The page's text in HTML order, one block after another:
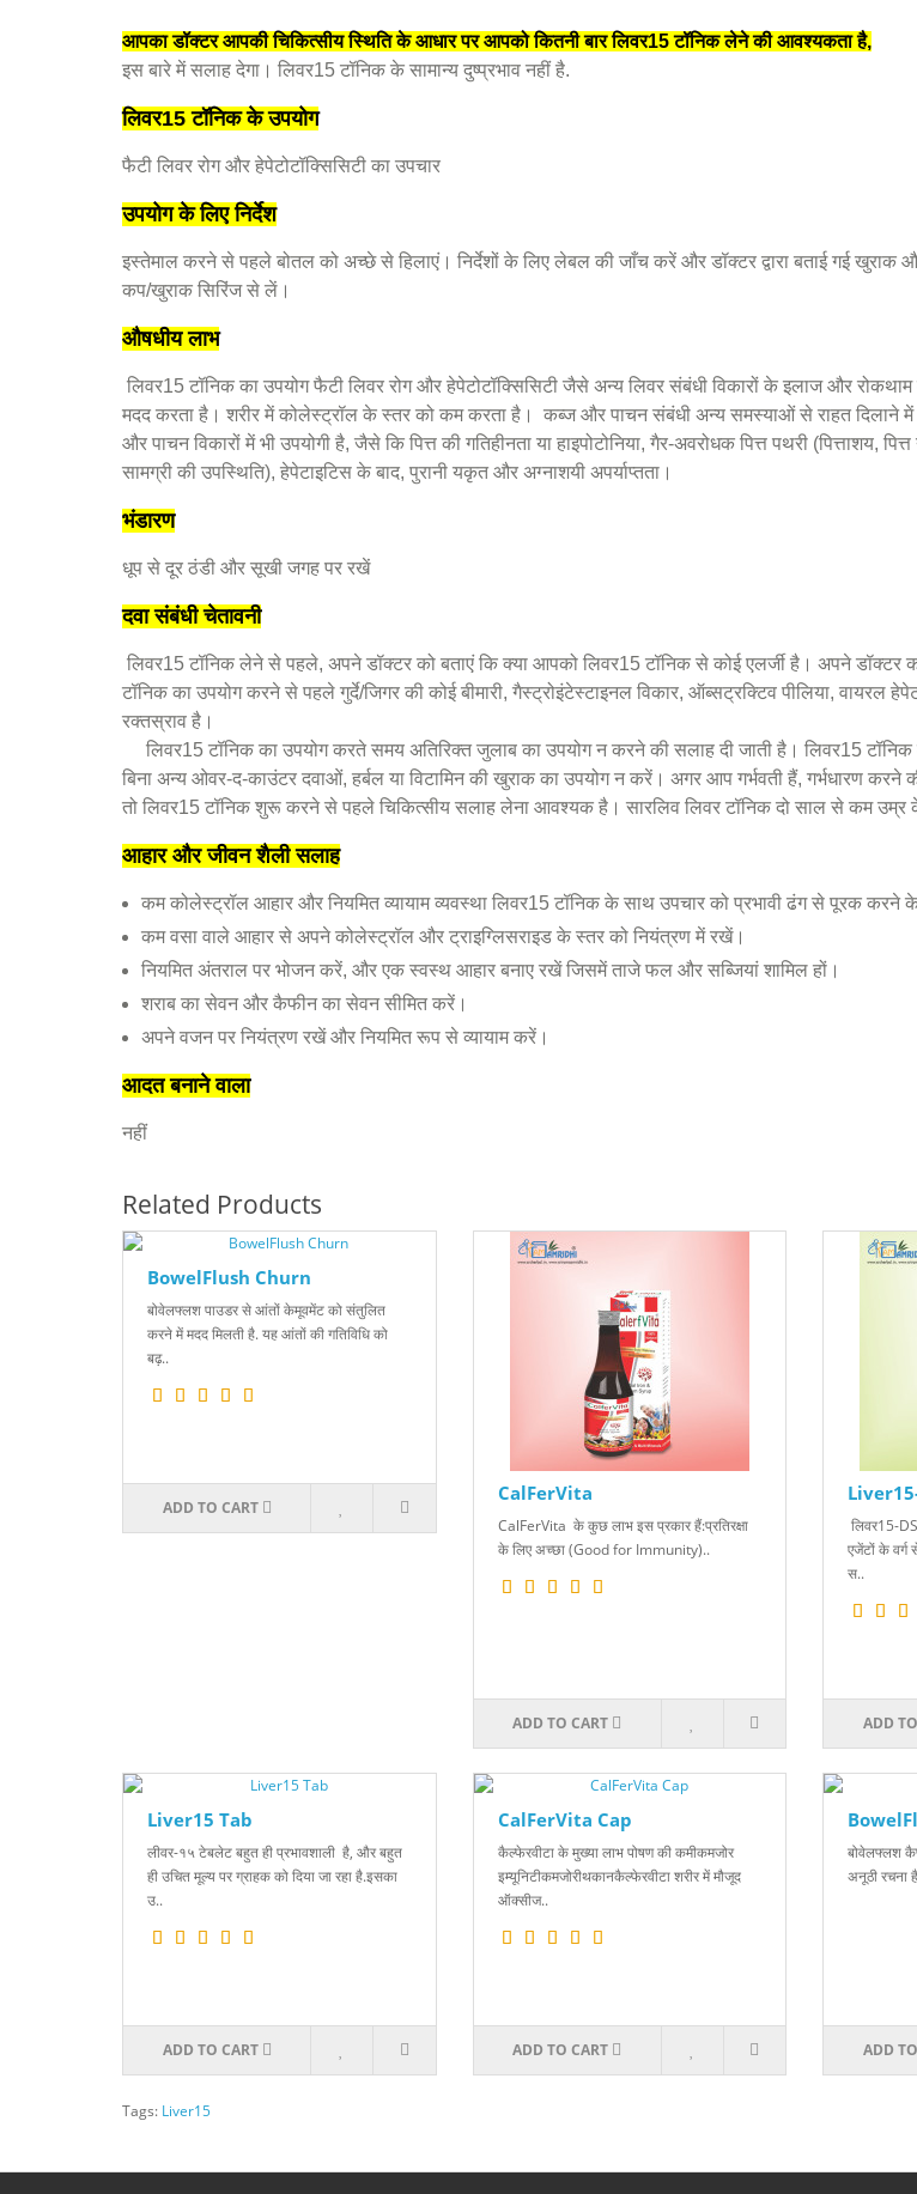
आपका डॉक्टर आपकी चिकित्सीय स्थिति के आधार पर आपको कितनी बार लिवर15 टॉनिक लेने की आवश्यकता है,
इस बारे में सलाह देगा। लिवर15 टॉनिक के सामान्य दुष्प्रभाव नहीं है.
लिवर15 टॉनिक के उपयोग
फैटी लिवर रोग और हेपेटोटॉक्सिसिटी का उपचार
उपयोग के लिए निर्देश
इस्तेमाल करने से पहले बोतल को अच्छे से हिलाएं। निर्देशों के लिए लेबल की जाँच करें और डॉक्टर द्वारा बताई गई खुराक
कप/खुराक सिरिंज से लें।
औषधीय लाभ
लिवर15 टॉनिक का उपयोग फैटी लिवर रोग और हेपेटोटॉक्सिसिटी जैसे अन्य लिवर संबंधी विकारों के इलाज और
मदद करता है। शरीर में कोलेस्ट्रॉल के स्तर को कम करता है। कब्ज और पाचन संबंधी अन्य समस्याओं से राहत दिलाने में
और पाचन विकारों में भी उपयोगी है, जैसे कि पित्त की गतिहीनता या हाइपोटोनिया, गैर-अवरोधक पित्त पथरी (पित्ताशय,
सामग्री की उपस्थिति), हेपेटाइटिस के बाद, पुरानी यकृत और अग्नाशयी अपर्याप्तता।
भंडारण
धूप से दूर ठंडी और सूखी जगह पर रखें
दवा संबंधी चेतावनी
लिवर15 टॉनिक लेने से पहले, अपने डॉक्टर को बताएं कि क्या आपको लिवर15 टॉनिक से कोई एलर्जी है। अपने डॉक्टर
टॉनिक का उपयोग करने से पहले गुर्दे/जिगर की कोई बीमारी, गैस्ट्रोइंटेस्टाइनल विकार, ऑब्सट्रक्टिव पीलिया, वायरल
रक्तस्राव है।
लिवर15 टॉनिक का उपयोग करते समय अतिरिक्त जुलाब का उपयोग न करने की सलाह दी जाती है। लिवर15
बिना अन्य ओवर-द-काउंटर दवाओं, हर्बल या विटामिन की खुराक का उपयोग न करें। अगर आप गर्भवती हैं, गर्भधारण करने
तो लिवर15 टॉनिक शुरू करने से पहले चिकित्सीय सलाह लेना आवश्यक है। सारलिव लिवर टॉनिक दो साल से कम उम्र
आहार और जीवन शैली सलाह
कम कोलेस्ट्रॉल आहार और नियमित व्यायाम व्यवस्था लिवर15 टॉनिक के साथ उपचार को प्रभावी ढंग से पूरक करने के
कम वसा वाले आहार से अपने कोलेस्ट्रॉल और ट्राइग्लिसराइड के स्तर को नियंत्रण में रखें।
नियमित अंतराल पर भोजन करें, और एक स्वस्थ आहार बनाए रखें जिसमें ताजे फल और सब्जियां शामिल हों।
शराब का सेवन और कैफीन का सेवन सीमित करें।
अपने वजन पर नियंत्रण रखें और नियमित रूप से व्यायाम करें।
आदत बनाने वाला
नहीं
Related Products
BowelFlush Churn
बोवेलफ्लश पाउडर से आंतों केमूवमेंट को संतुलित
करने में मदद मिलती है. यह आंतों की गतिविधि को
बढ़..
ADD TO CART
CalFerVita
CalFerVita के कुछ लाभ इस प्रकार हैं:प्रतिरक्षा
के लिए अच्छा (Good for Immunity)..
ADD TO CART
लिवर15-
एजेंटों के
स..
ADD
Liver15 Tab
लीवर-१५ टेबलेट बहुत ही प्रभावशाली है, और बहुत
ही उचित मूल्य पर ग्राहक को दिया जा रहा है.इसका
उ..
ADD TO CART
CalFerVita Cap
कैल्फेरवीटा के मुख्या लाभ पोषण की कमीकमजोर
इम्यूनिटीकमजोरीथकानकैल्फेरवीटा शरीर में मौजूद
ऑक्सीज..
ADD TO CART
बोवेलफ्लश
अनूठी रचना
ADD
Tags: Liver15